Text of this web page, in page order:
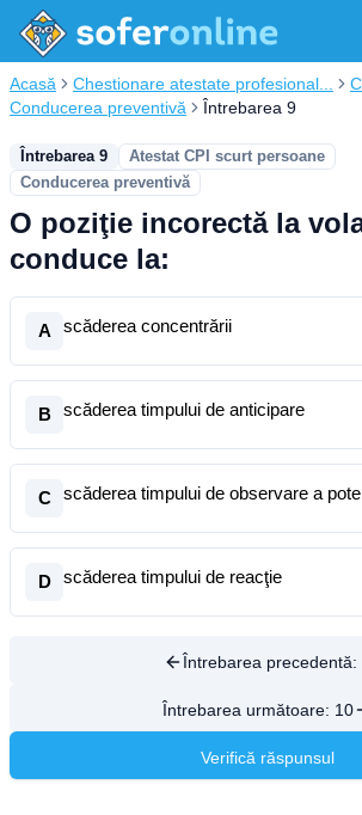
Acasă Chestionare atestate profesional...
Conducerea preventivă
Întrebarea 9
Întrebarea 9
Atestat CPI scurt persoane
Conducerea preventivă
O poziţie incorectă la
conduce la:
A scăderea concentrării
B scăderea timpului de anticipare
C scăderea timpului de observare a
D scăderea timpului de reacţie
Întrebarea precedentă:
Întrebarea următoare: 10
Verifică răspunsul